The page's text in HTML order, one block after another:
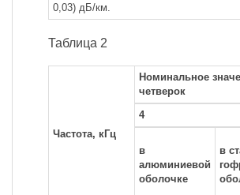
0,03) дБ/км.
Таблица 2
Частота, кГц
Номинальное
четверок
4
в
алюминиевой
оболочке
в